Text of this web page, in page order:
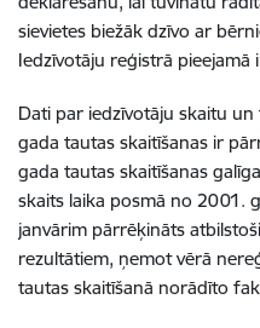
sievietes biežāk dzīvo ar
Iedzīvotāju reģistrā pieejamā
Dati par iedzīvotāju skaitu
gada tautas skaitīšanas ir
gada tautas skaitīšanas
skaits laika posmā no 2001.
janvārim pārrēķināts
rezultātiem, ņemot vērā
tautas skaitīšanā norādīto